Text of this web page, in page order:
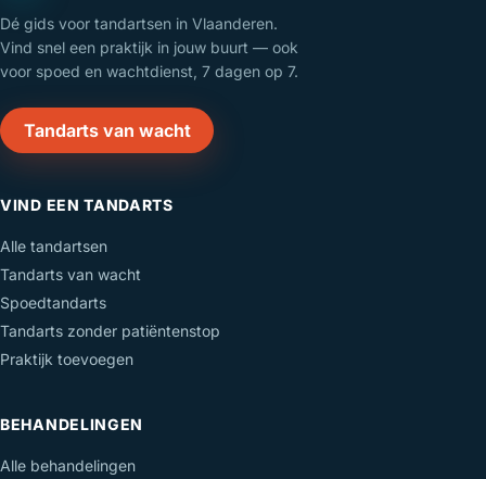
Dé gids voor tandartsen in Vlaanderen.
Vind snel een praktijk in jouw buurt — ook
voor spoed en wachtdienst, 7 dagen op 7.
Tandarts van wacht
VIND EEN TANDARTS
Alle tandartsen
Tandarts van wacht
Spoedtandarts
Tandarts zonder patiëntenstop
Praktijk toevoegen
BEHANDELINGEN
Alle behandelingen